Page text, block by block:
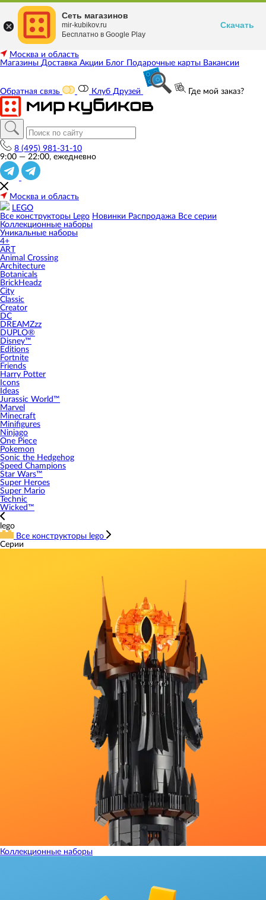
Москва и область
Магазины Доставка Акции Блог Подарочные карты Вакансии
Обратная связь Клуб Друзей Где мой заказ?
8 (495) 981-31-10
9:00 — 22:00, ежедневно
Москва и область
LEGO
Все конструкторы Lego Новинки Распродажа Все серии
Коллекционные наборы
Уникальные наборы
4+
ART
Animal Crossing
Architecture
Botanicals
BrickHeadz
City
Classic
Creator
DC
DREAMZzz
DUPLO®
Disney™
Editions
Fortnite
Friends
Harry Potter
Icons
Ideas
Jurassic World™
Marvel
Minecraft
Minifigures
Ninjago
One Piece
Pokemon
Sonic the Hedgehog
Speed Champions
Star Wars™
Super Heroes
Super Mario
Technic
Wicked™
lego
Все конструкторы lego
Серии
Коллекционные наборы
Сеть магазинов
mir-kubikov.ru
Бесплатно в Google Play
Скачать